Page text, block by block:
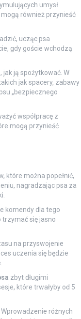
umysł.
również przynieść
ucząc psa
gdy goście wchodzą
ją spożytkować. W
jak spacery, zabawy
„bezpiecznego
współpracę z
mogą przynieść
które można popełnić,
nagradzając psa za
komendy dla tego
trzymać się jasno
na przyswojenie
uczenia się będzie
zbyt długimi
które trwałyby od 5
różnych